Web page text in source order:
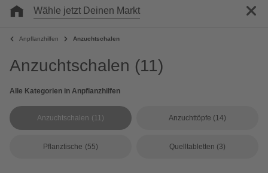
Wähle jetzt Deinen Markt
Anpflanzhilfen Anzuchtschalen
Anzuchtschalen (11)
Alle Kategorien in Anpflanzhilfen
Anzuchtschalen (11) Anzuchttöpfe (14)
Pflanztische (55) Quelltabletten (3)